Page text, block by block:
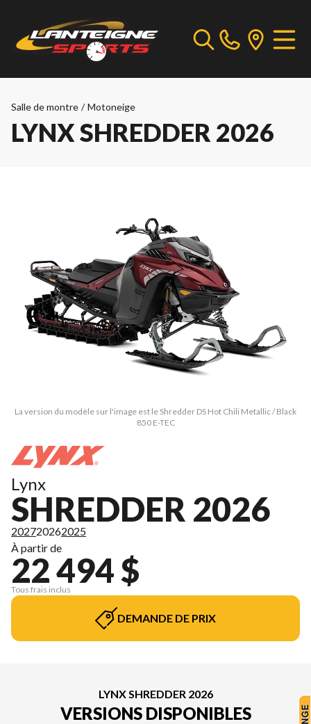
Salle de montre / Motoneige
LYNX SHREDDER 2026
La version du modèle sur l'image est le Shredder DS Hot Chili Metallic / Black
850 E-TEC
Lynx
SHREDDER 2026
202720262025
À partir de
22 494 $
Tous frais inclus
DEMANDE DE PRIX
LYNX SHREDDER 2026
VERSIONS DISPONIBLES